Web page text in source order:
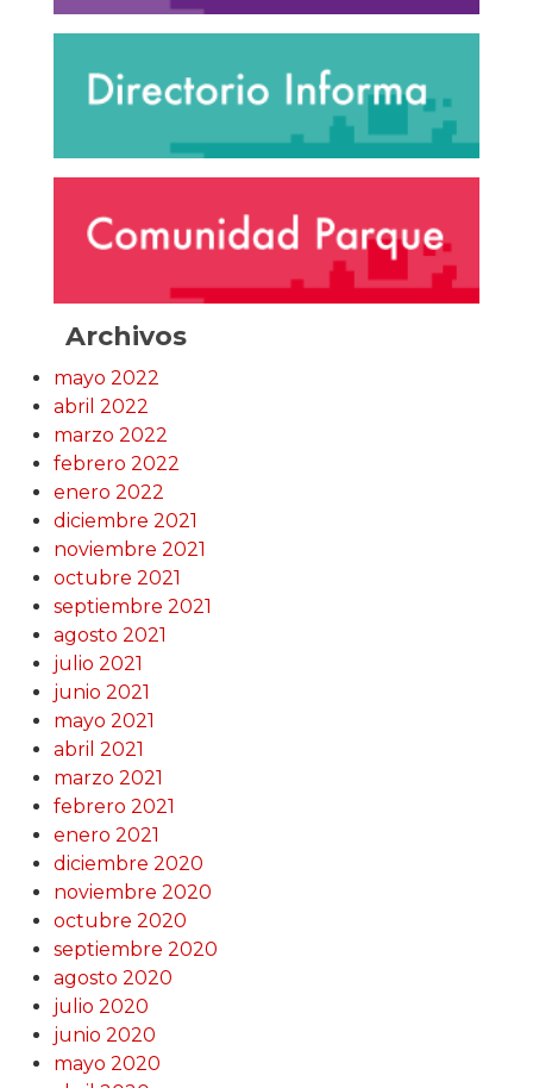
Archivos
mayo 2022
abril 2022
marzo 2022
febrero 2022
enero 2022
diciembre 2021
noviembre 2021
octubre 2021
septiembre 2021
agosto 2021
julio 2021
junio 2021
mayo 2021
abril 2021
marzo 2021
febrero 2021
enero 2021
diciembre 2020
noviembre 2020
octubre 2020
septiembre 2020
agosto 2020
julio 2020
junio 2020
mayo 2020